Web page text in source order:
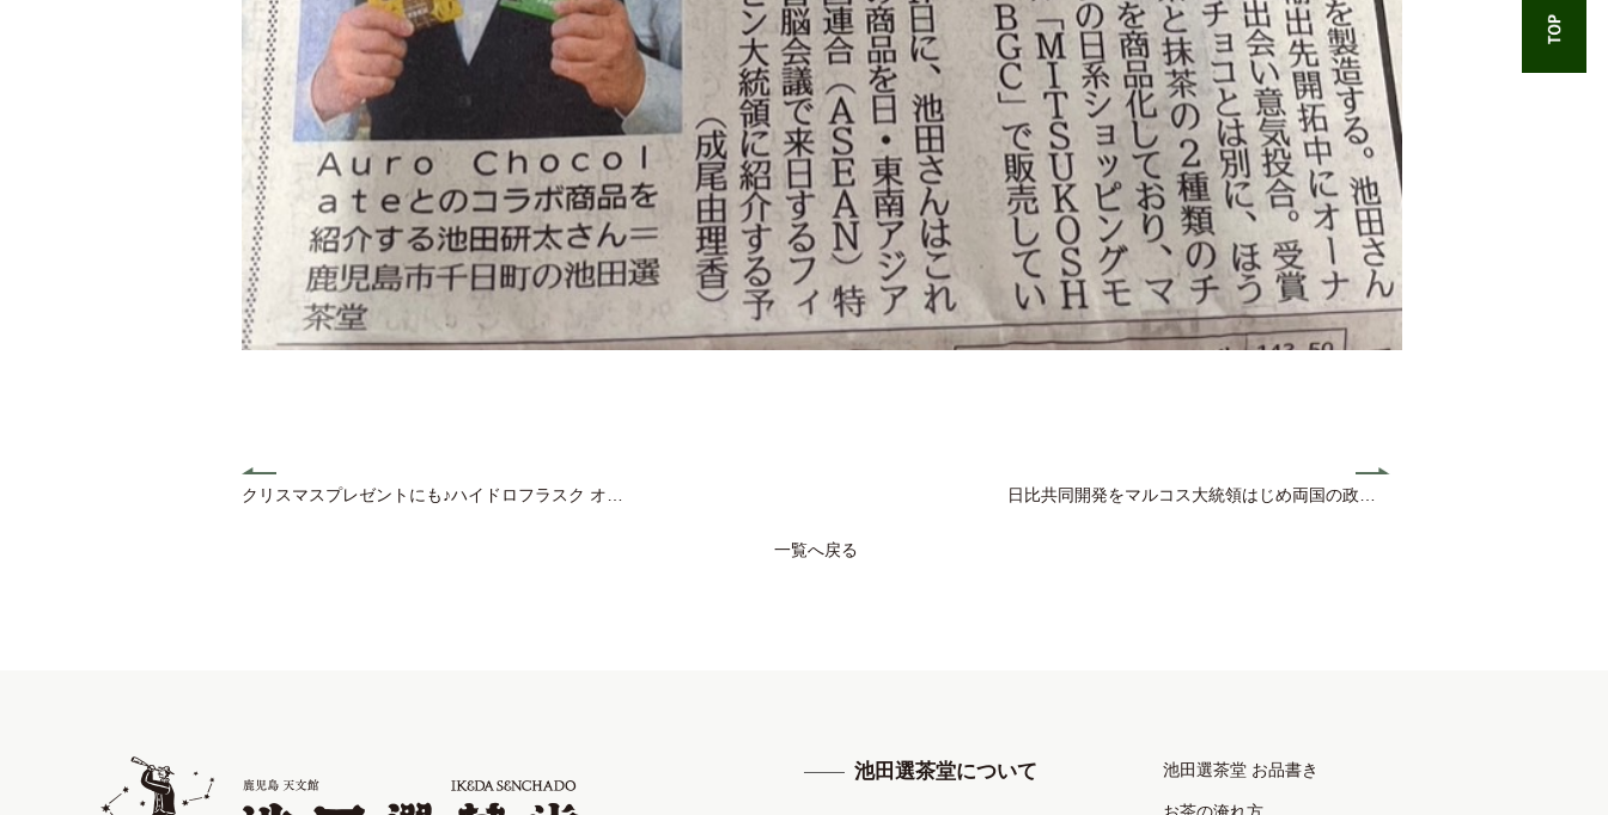
クリスマスプレゼントにも♪ハイドロフラスク オリジナル商品登場！
一覧へ戻る
日比共同開発をマルコス大統領はじめ両国の政府や企業の関係者などに説明
池田選茶堂について 池田選茶堂 お品書き
お茶の淹れ方